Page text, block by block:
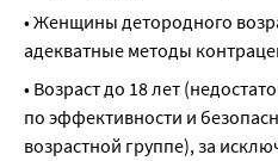
• Женщины детородного
адекватные методы
• Возраст до 18 лет
по эффективности и
возрастной группе), за